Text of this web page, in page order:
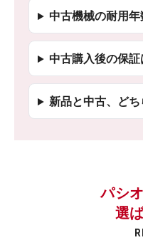
中古機械の耐用
中古購入後の保
新品と中古、ど
パシ
選